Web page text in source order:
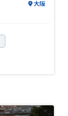
大阪